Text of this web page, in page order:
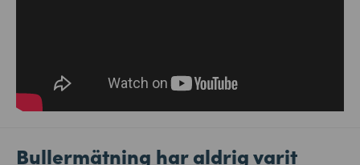
Bullermätning har aldrig varit